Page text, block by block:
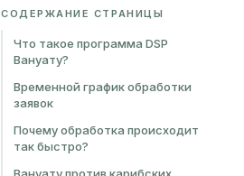
СОДЕРЖАНИЕ СТРАНИЦЫ
Что такое программа DSP
Вануату?
Временной график обработки
заявок
Почему обработка происходит
так быстро?